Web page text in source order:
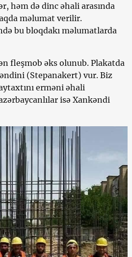
həm də dinc əhali arasında
məlumat verilir.
bu bloqdakı məlumatlarda
fleşmob əks olunub. Plakatda
(Stepanakert) vur. Biz
erməni əhali
isə Xankəndi